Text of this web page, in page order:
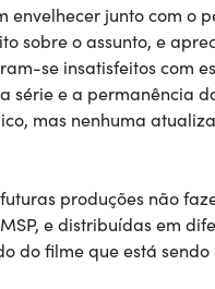
junto com o
sobre o assunto, e
se insatisfeitos com
e a permanência
mas nenhuma
produções não
e distribuídas em
do filme que está